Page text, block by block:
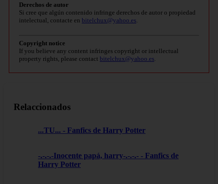
Derechos de autor
Si cree que algún contenido infringe derechos de autor o propiedad
intelectual, contacte en bitelchux@yahoo.es
Copyright notice
If you believe any content infringes copyright or intellectual
property rights, please contact bitelchux@yahoo.es
Relaccionados
...TU... - Fanfics de Harry Potter
-.-.-.-Inocente papá, harry-.-.-.- - Fanfics de
Harry Potter